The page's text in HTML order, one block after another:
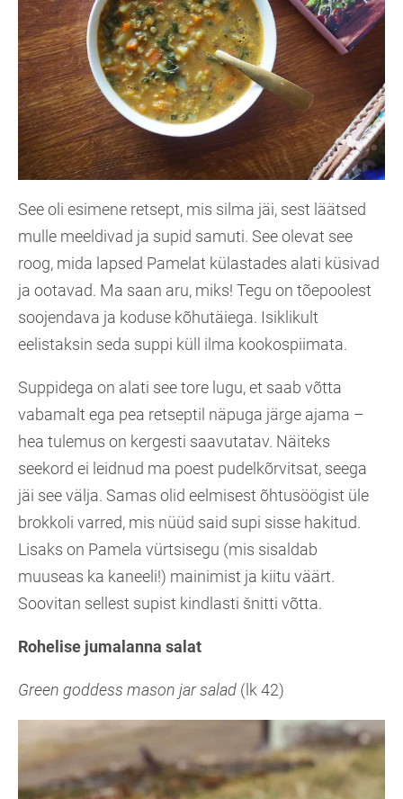
See oli esimene retsept, mis silma jäi, sest läätsed
mulle meeldivad ja supid samuti. See olevat see
roog, mida lapsed Pamelat külastades alati küsivad
ja ootavad. Ma saan aru, miks! Tegu on tõepoolest
soojendava ja koduse kõhutäiega. Isiklikult
eelistaksin seda suppi küll ilma kookospiimata.
Suppidega on alati see tore lugu, et saab võtta
vabamalt ega pea retseptil näpuga järge ajama –
hea tulemus on kergesti saavutatav. Näiteks
seekord ei leidnud ma poest pudelkõrvitsat, seega
jäi see välja. Samas olid eelmisest õhtusöögist üle
brokkoli varred, mis nüüd said supi sisse hakitud.
Lisaks on Pamela vürtsisegu (mis sisaldab
muuseas ka kaneeli!) mainimist ja kiitu väärt.
Soovitan sellest supist kindlasti šnitti võtta.
Rohelise jumalanna salat
Green goddess mason jar salad (lk 42)